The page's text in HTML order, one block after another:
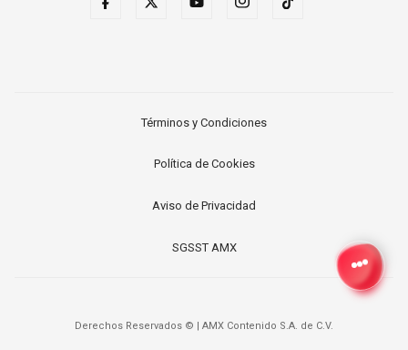
Términos y Condiciones
Política de Cookies
Aviso de Privacidad
SGSST AMX
Derechos Reservados © | AMX Contenido S.A. de C.V.